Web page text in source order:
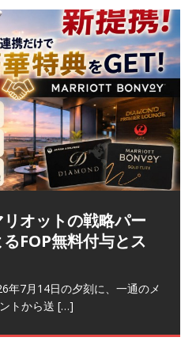
オットの戦略パー
FOP無料付与とス
年7月14日の夕刻に、一通のメ
トから送 […]
港 (2026/05)
年5月下旬の平日に那覇を訪れ
ラウンジ
Lounge スワ
国内線ラウンジ
年1月上旬にバンコク経由でチ
た。 バン[…]
国際線ファースト
01)
1月、毎年恒例の新年の羽田
びこちらの[…]
イズ スワンナプー
ラウンジ (2026/01)
1月上旬にバンコク経由でチ
した。 今[…]